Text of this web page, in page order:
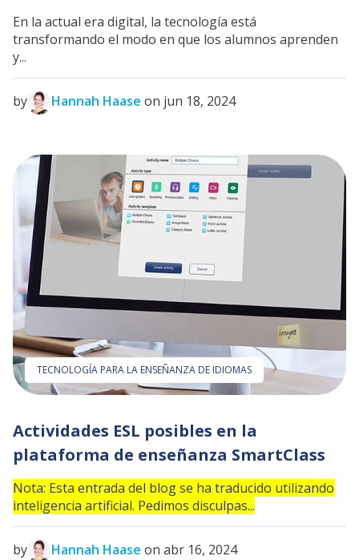
En la actual era digital, la tecnología está
transformando el modo en que los alumnos aprenden
y...
by Hannah Haase on jun 18, 2024
TECNOLOGÍA PARA LA ENSEÑANZA DE IDIOMAS
Actividades ESL posibles en la
plataforma de enseñanza SmartClass
Nota: Esta entrada del blog se ha traducido utilizando
inteligencia artificial. Pedimos disculpas...
by Hannah Haase on abr 16, 2024